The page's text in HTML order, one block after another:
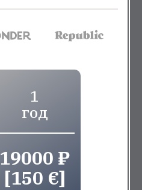
1
год
19000 ₽
[150 €]